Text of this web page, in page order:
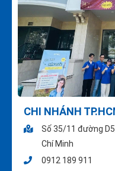
CHI NHÁNH
Số 35/11 đường
Chí Minh
0912 189 911